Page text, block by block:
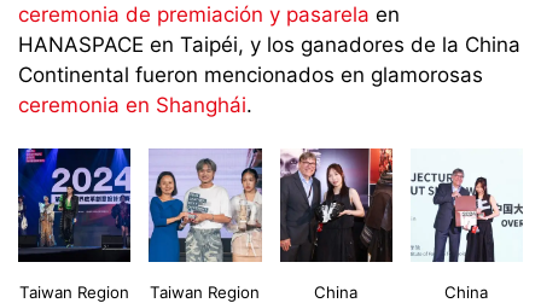
ceremonia de premiación y pasarela en
HANASPACE en Taipéi, y los ganadores de la China
Continental fueron mencionados en glamorosas
ceremonia en Shanghái.
Taiwan Region Taiwan Region
China
China